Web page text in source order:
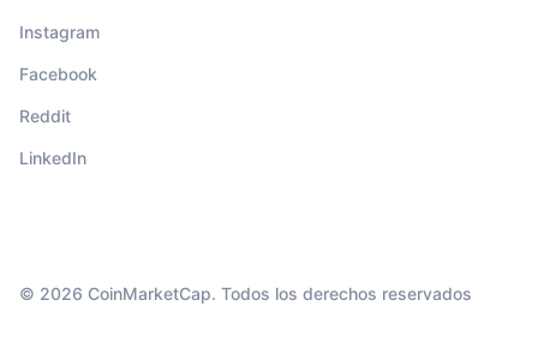
Instagram
Facebook
Reddit
LinkedIn
© 2026 CoinMarketCap. Todos los derechos reservados